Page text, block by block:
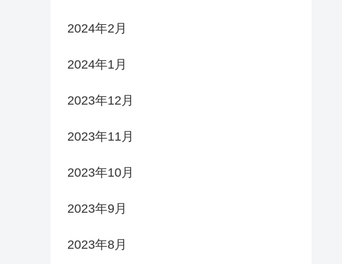
2024年2月
2024年1月
2023年12月
2023年11月
2023年10月
2023年9月
2023年8月